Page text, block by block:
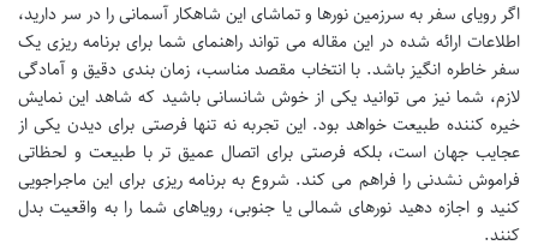
اگر رویای سفر به سرزمین نورها و تماشای این شاهکار آسمانی را در سر دارید،
اطلاعات ارائه شده در این مقاله می تواند راهنمای شما برای برنامه ریزی یک
سفر خاطره انگیز باشد. با انتخاب مقصد مناسب، زمان بندی دقیق و آمادگی
لازم، شما نیز می توانید یکی از خوش شانسانی باشید که شاهد این نمایش
خیره کننده طبیعت خواهد بود. این تجربه نه تنها فرصتی برای دیدن یکی از
عجایب جهان است، بلکه فرصتی برای اتصال عمیق تر با طبیعت و لحظاتی
فراموش نشدنی را فراهم می کند. شروع به برنامه ریزی برای این ماجراجویی
کنید و اجازه دهید نورهای شمالی یا جنوبی، رویاهای شما را به واقعیت بدل
کنند.